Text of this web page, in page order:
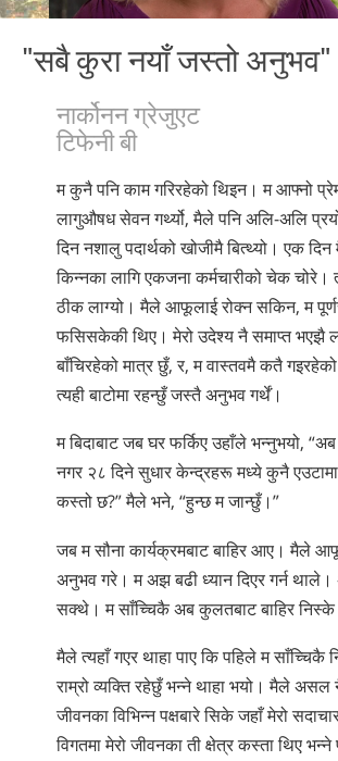
"सबै कुरा नयाँ जस्तो अनुभव"
नार्कोनन ग्रेजुएट
टिफेनी बी
म कुनै पनि काम गरिरहेको थिइन। म आफ्नो
लागुऔषध सेवन गर्थ्यो, मैले पनि अलि-अलि
दिन नशालु पदार्थको खोजीमै बित्थ्यो। एक दिन
किन्नका लागि एकजना कर्मचारीको चेक चोरे।
ठीक लाग्यो। मैले आफूलाई रोक्न सकिन, म
फसिसकेकी थिए। मेरो उदेश्य नै समाप्त भएझै
बाँचिरहेको मात्र छुँ, र, म वास्तवमै कतै
त्यही बाटोमा रहन्छुँ जस्तै अनुभव गर्थें।
म बिदाबाट जब घर फर्किए उहाँले भन्नुभयो,
नगर २८ दिने सुधार केन्द्रहरू मध्ये कुनै
कस्तो छ?” मैले भने, “हुन्छ म जान्छुँ।”
जब म सौना कार्यक्रमबाट बाहिर आए। मैले
अनुभव गरे। म अझ बढी ध्यान दिएर गर्न थाले।
सक्थे। म साँच्चिकै अब कुलतबाट बाहिर
मैले त्यहाँ गएर थाहा पाए कि पहिले म साँच्चिकै
राम्रो व्यक्ति रहेछुँ भन्ने थाहा भयो। मैले असल
जीवनका विभिन्न पक्षबारे सिके जहाँ मेरो
विगतमा मेरो जीवनका ती क्षेत्र कस्ता थिए